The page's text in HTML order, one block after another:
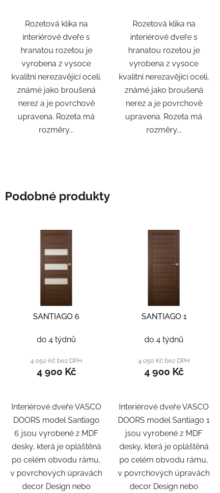
Rozetová klika na
interiérové ​​dveře s
hranatou rozetou je
vyrobena z vysoce
kvalitní nerezavějící oceli,
známé jako broušená
nerez a je povrchově
upravena. Rozeta má
rozměry...
Rozetová klika na
interiérové ​​dveře s
hranatou rozetou je
vyrobena z vysoce
kvalitní nerezavějící oceli,
známé jako broušená
nerez a je povrchově
upravena. Rozeta má
rozměry...
Podobné produkty
SANTIAGO 6
do 4 týdnů
4 050 Kč bez DPH
4 900 Kč
Interiérové dveře VASCO
DOORS model Santiago
6 jsou vyrobené z MDF
desky, která je opláštěná
po celém obvodu rámu,
v povrchových úpravách
decor Design nebo
SANTIAGO 1
do 4 týdnů
4 050 Kč bez DPH
4 900 Kč
Interiérové dveře VASCO
DOORS model Santiago 1
jsou vyrobené z MDF
desky, která je opláštěná
po celém obvodu rámu,
v povrchových úpravách
decor Design nebo